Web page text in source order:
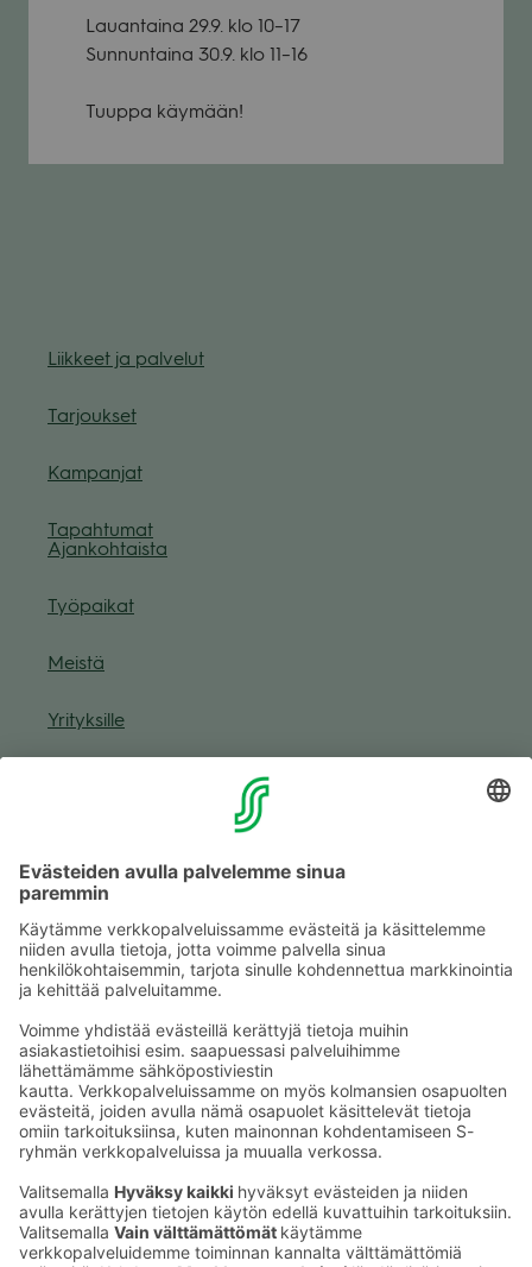
Lau­an­taina 29.9. klo 10–17
Sun­nun­taina 30.9. klo 11–16
Tuuppa käy­mään!
Liik­keet ja pal­ve­lut
Tar­jouk­set
Kam­pan­jat
Tapah­tu­mat
Ajan­koh­taista
Työ­pai­kat
Meistä
Yri­tyk­sille
Muuta eväs­tea­se­tuk­sia & eväs­tein­for­maa­tio
Tie­to­suo­ja­se­loste (Arina)
Kaup­pa­kes­kus
Ma-pe
9–20
La
9–19
Su
11–18
Katso poik­keus­au­kio­lottäältä
Iso­katu 22–25,